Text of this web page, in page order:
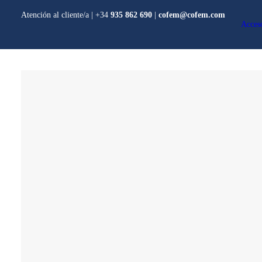
Atención al cliente/a​ | +34 935 862 690
cofem@cofem.com